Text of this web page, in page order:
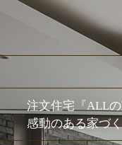
注文住宅『ALL
感動のある家づ